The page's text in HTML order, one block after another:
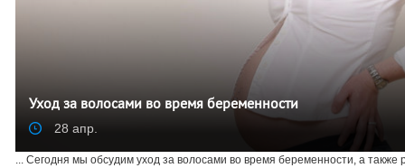
Уход за волосами во время беременности
28 апр.
... Сегодня мы обсудим уход за волосами во время беременности, а также